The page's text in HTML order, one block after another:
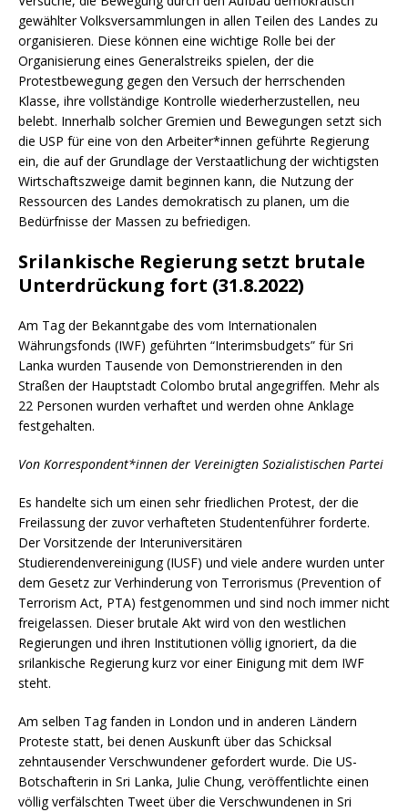
gewählter Volksversammlungen in allen Teilen des Landes zu
organisieren. Diese können eine wichtige Rolle bei der
Organisierung eines Generalstreiks spielen, der die
Protestbewegung gegen den Versuch der herrschenden
Klasse, ihre vollständige Kontrolle wiederherzustellen, neu
belebt. Innerhalb solcher Gremien und Bewegungen setzt sich
die USP für eine von den Arbeiter*innen geführte Regierung
ein, die auf der Grundlage der Verstaatlichung der wichtigsten
Wirtschaftszweige damit beginnen kann, die Nutzung der
Ressourcen des Landes demokratisch zu planen, um die
Bedürfnisse der Massen zu befriedigen.
Srilankische Regierung setzt brutale
Unterdrückung fort (31.8.2022)
Am Tag der Bekanntgabe des vom Internationalen
Währungsfonds (IWF) geführten “Interimsbudgets” für Sri
Lanka wurden Tausende von Demonstrierenden in den
Straßen der Hauptstadt Colombo brutal angegriffen. Mehr als
22 Personen wurden verhaftet und werden ohne Anklage
festgehalten.
Von Korrespondent*innen der Vereinigten Sozialistischen Partei
Es handelte sich um einen sehr friedlichen Protest, der die
Freilassung der zuvor verhafteten Studentenführer forderte.
Der Vorsitzende der Interuniversitären
Studierendenvereinigung (IUSF) und viele andere wurden unter
dem Gesetz zur Verhinderung von Terrorismus (Prevention of
Terrorism Act, PTA) festgenommen und sind noch immer nicht
freigelassen. Dieser brutale Akt wird von den westlichen
Regierungen und ihren Institutionen völlig ignoriert, da die
srilankische Regierung kurz vor einer Einigung mit dem IWF
steht.
Am selben Tag fanden in London und in anderen Ländern
Proteste statt, bei denen Auskunft über das Schicksal
zehntausender Verschwundener gefordert wurde. Die US-
Botschafterin in Sri Lanka, Julie Chung, veröffentlichte einen
völlig verfälschten Tweet über die Verschwundenen in Sri